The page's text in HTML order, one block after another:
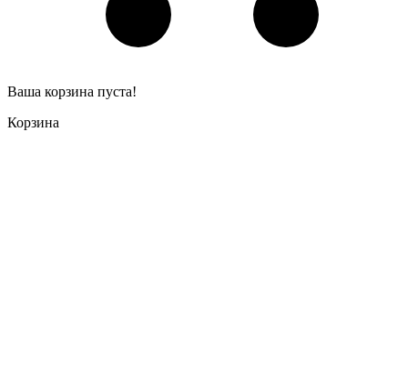
Ваша корзина пуста!
Корзина